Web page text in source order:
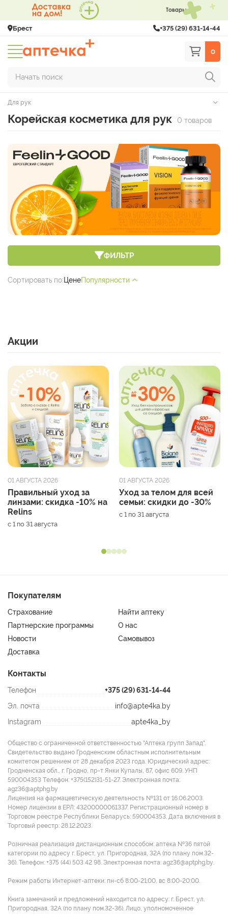
Брест +375 (29) 631-14-44
0
Начать поиск
Для рук
Корейская косметика для рук 0 товаров
ФИЛЬТР
Сортировать по: ЦенеПопулярности
Акции
01 АВГУСТА 2026
Правильный уход за
линзами: скидка -10% на
Relins
с 1 по 31 августа
01 АВГУСТА 2026
Уход за телом для всей
семьи: скидки до -30%
с 1 по 31 августа
Покупателям
Страхование
Найти аптеку
Партнерские программы
О нас
Новости
Самовывоз
Доставка
Контакты
Телефон
+375 (29) 631-14-44
Эл. почта
info@apte4ka.by
Instagram
apte4ka_by
Общество с ограниченной ответственностью "Аптека групп Запад".
Свидетельство выдано Гродненским областным исполнительным
комитетом решением от 28 декабря 2023 года. Юридический адрес:
Гродненская обл., г. Гродно, пр-т Янки Купалы, 87, офис 609. УНП
590004353 Tелефон: +375(152)31-51-27. Электронная почта:
agz36@aptphg.by
Лицензия на фармацевтическую деятельность №131 от 16.06.2003.
Номер лицензии в ЕРЛ: 43200000061337. Регистрационный номер в
Торговом реестре Республики Беларусь: 590004353. Дата включения в
Торговый реестр: 28.12.2023.
Розничная реализация дистанционным способом: аптека №36 пятой
категории по адресу г. Брест, ул. Пригородная, 32А (по плану пом.32-
36). Телефон: +375 (44) 503 42 98. Электронная почта: agz36@aptphg.by.
Режим работы Интернет-аптеки: пн-сб 8:00-21:00, вс 8:00-20:00.
Книга замечаний и предложений находится по адресу: г. Брест, ул.
Пригородная, 32А (по плану пом.32-36). Лицо, уполномоченное